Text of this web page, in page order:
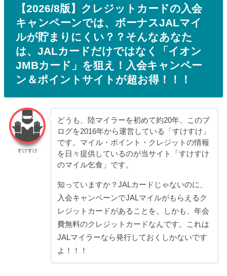
【2026/8版】クレジットカードの入会
キャンペーンでは、ボーナスJALマイ
ルが貯まりにくい？？そんなあなた
は、JALカードだけではなく「イオン
JMBカード」を狙え！入会キャンペー
ン＆ポイントサイトが超お得！！！
すけすけ
どうも、陸マイラーを初めて約20年、このブ
ログを2016年から運営している「すけすけ」
です。マイル・ポイント・クレジットの情報
を日々提供しているのが当サイト「すけすけ
のマイル乞食」です。
知っていますか？JALカードじゃないのに、
入会キャンペーンでJALマイルがもらえるク
レジットカードがあることを。しかも、年会
費無料のクレジットカードなんです。これは
JALマイラーなら発行しておくしかないです
よ！！！